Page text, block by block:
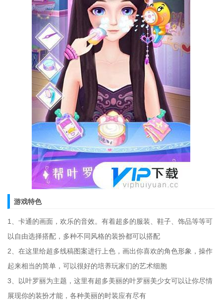
游戏特色
1、卡通的画面，欢乐的音效。有着超多的服装、鞋子、饰品等等可
以自由选择搭配，多种不同风格的装扮都可以搭配
2、在这里给超多线稿图案进行上色，画出你喜欢的角色形象，操作
起来相当的简单，可以很好的培养玩家们的艺术细胞
3、以叶罗丽为主题，这里有超多美丽的叶罗丽美少女可以让你尽情
展现你的装扮才能，各种美丽的时装应有尽有